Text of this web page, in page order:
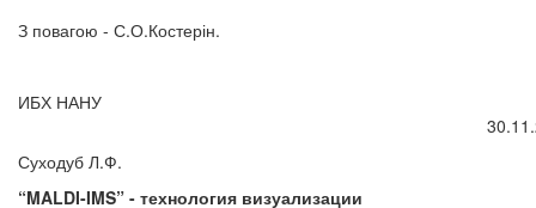
З повагою - С.О.Костерін.
ИБХ НАНУ
Суходуб Л.Ф.
“MALDI-IMS” - технология визуализации